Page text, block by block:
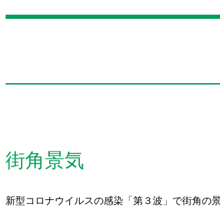
街角景気
新型コロナウイルスの感染「第３波」で街角の